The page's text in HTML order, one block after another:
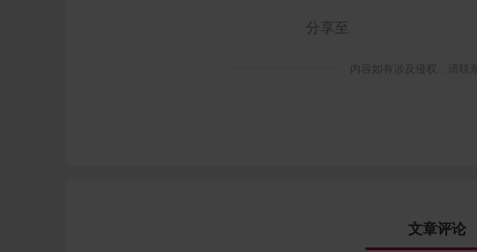
内容如有涉及侵权，请联
文章评论